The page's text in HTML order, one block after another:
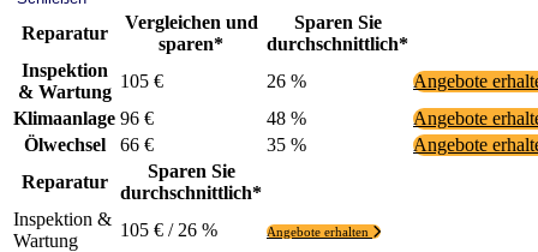
Reparatur
Vergleichen und
sparen*
Sparen Sie
durchschnittlich*
Inspektion
& Wartung
105 € 26 %
Angebote
Klimaanlage 96 € 48 %
Angebote
Ölwechsel
66 € 35 %
Angebote
Reparatur
Sparen Sie
durchschnittlich*
Inspektion &
Wartung
105 € / 26 % Angebote erhalten